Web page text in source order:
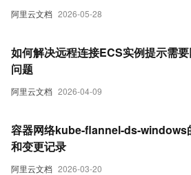
阿里云文档 2026-05-28
阿里云文档 2026-04-09
如何解决远程连接ECS实例提示需
问题
阿里云文档 2026-03-20
容器网络kube-flannel-ds-windows
和变更记录